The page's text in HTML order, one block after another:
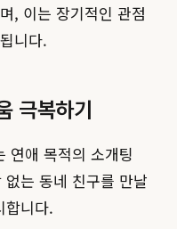
, 이는 장기적인 관점
니다.
극복하기
연애 목적의 소개팅
는 동네 친구를 만날
합니다.